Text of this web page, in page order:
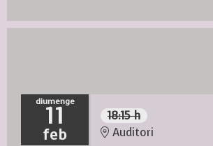
diumenge
11
feb
18:15 h
Auditori